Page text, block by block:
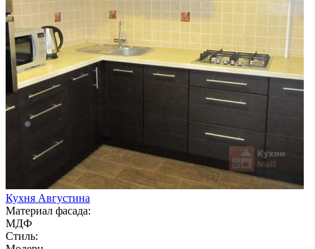
Кухня Августина
Материал фасада:
МДФ
Стиль: